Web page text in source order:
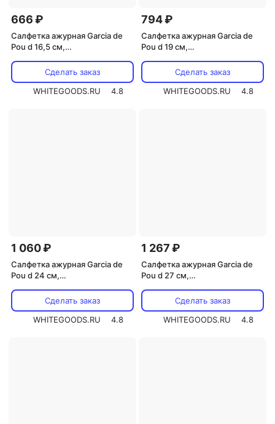
666 ₽
Салфетка ажурная Garcia de
Pou d 16,5 см,
целлюлоза, 100 шт
Сделать заказ
WHITEGOODS.RU
4.8
794 ₽
Салфетка ажурная Garcia de
Pou d 19 см,
целлюлоза, 100 шт
Сделать заказ
WHITEGOODS.RU
4.8
1 060 ₽
Салфетка ажурная Garcia de
Pou d 24 см,
целлюлоза, 100 шт
Сделать заказ
WHITEGOODS.RU
4.8
1 267 ₽
Салфетка ажурная Garcia de
Pou d 27 см,
целлюлоза, 100 шт
Сделать заказ
WHITEGOODS.RU
4.8